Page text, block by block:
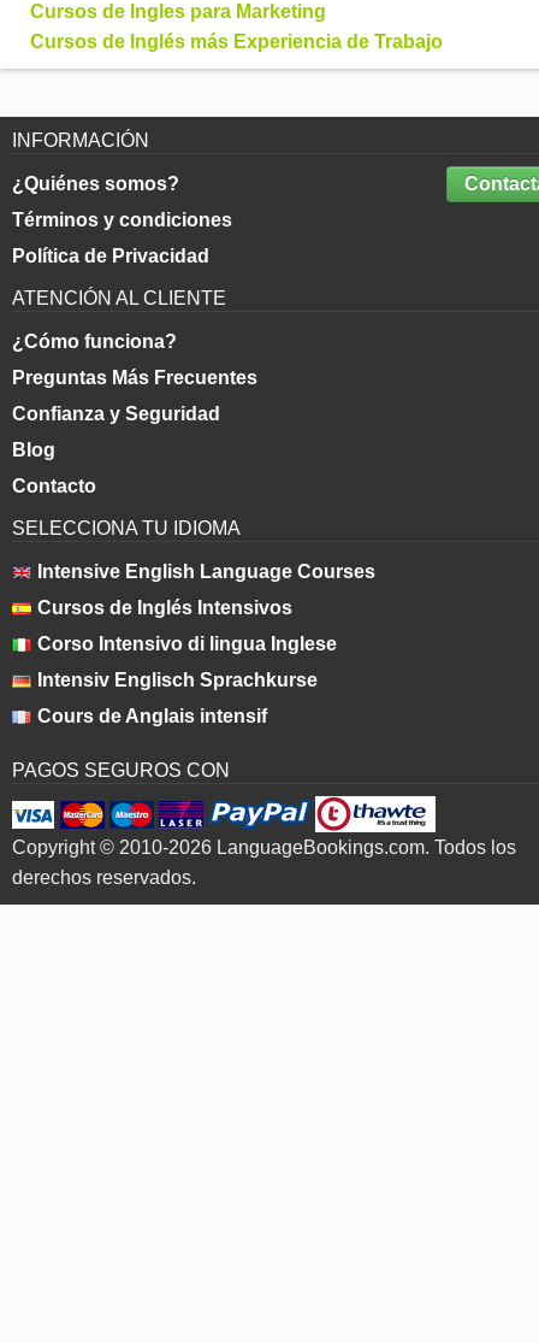
Cursos de Ingles para Marketing
Cursos de Inglés más Experiencia de Trabajo
INFORMACIÓN
¿Quiénes somos?
Términos y condiciones
Política de Privacidad
ATENCIÓN AL CLIENTE
¿Cómo funciona?
Preguntas Más Frecuentes
Confianza y Seguridad
Blog
Contacto
SELECCIONA TU IDIOMA
Intensive English Language Courses
Cursos de Inglés Intensivos
Corso Intensivo di lingua Inglese
Intensiv Englisch Sprachkurse
Cours de Anglais intensif
PAGOS SEGUROS CON
Copyright © 2010-2026 LanguageBookings.com. Todos los
derechos reservados.